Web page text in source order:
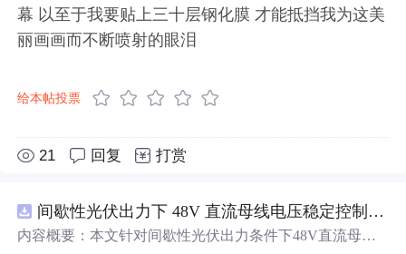
幕 以至于我要贴上三十层钢化膜 才能抵挡我为这美
丽画画而不断喷射的眼泪
给本帖投票
21 回复 打赏
间歇性光伏出力下 48V 直流母线电压稳定控制及储能双向充放电闭环调控体系研究（Simulink仿真实现）
内容概要：本文针对间歇性光伏出力条件下48V直流母线